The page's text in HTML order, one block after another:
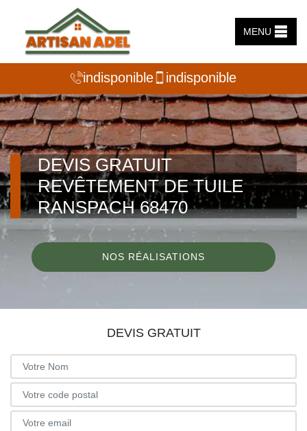
MENU
indisponible indisponible
DEVIS GRATUIT
REVÊTEMENT DE TUILE
RANSPACH 68470
NOS RÉALISATIONS
DEVIS GRATUIT